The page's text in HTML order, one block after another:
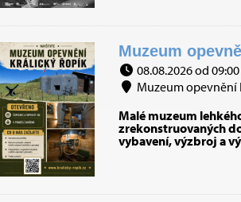
Muzeum
08.08.2026 od
Muzeum opevnění
Malé muzeum
zrekonstruovaných
vybavení, výzbroj a